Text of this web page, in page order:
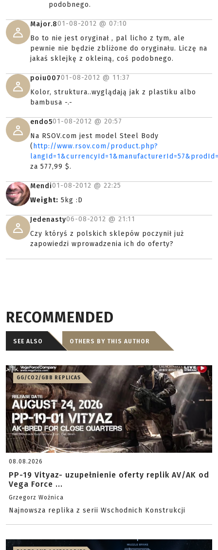
podobnego.
Major.801-08-2012 @ 07:10
Bo to nie jest oryginał , pal licho z tym, ale
pewnie nie będzie zbliżone do oryginału. Liczę na
jakaś sklejkę z okleiną, coś podobnego.
poiu00701-08-2012 @ 11:37
Kolor, struktura..wyglądają jak z plastiku albo
bambusa -.-
endo501-08-2012 @ 20:57
Na RSOV.com jest model Steel Body
( http://www.rsov.com/product.php?
za 577,99 $.
Mendi01-08-2012 @ 22:25
Weight: 5kg :D
Jedenasty06-08-2012 @ 21:11
Czy któryś z polskich sklepów poczynił już
zapowiedzi wprowadzenia ich do oferty?
RECOMMENDED
SEE ALSO OTHERS BY THIS AUTHOR
GG/CO2/GBB REPLICAS
08.08.2026
PP-19 Vityaz- uzupełnienie oferty replik AV/AK od
Vega Force ...
Grzegorz Woźnica
Najnowsza replika z serii Wschodnich Konstrukcji